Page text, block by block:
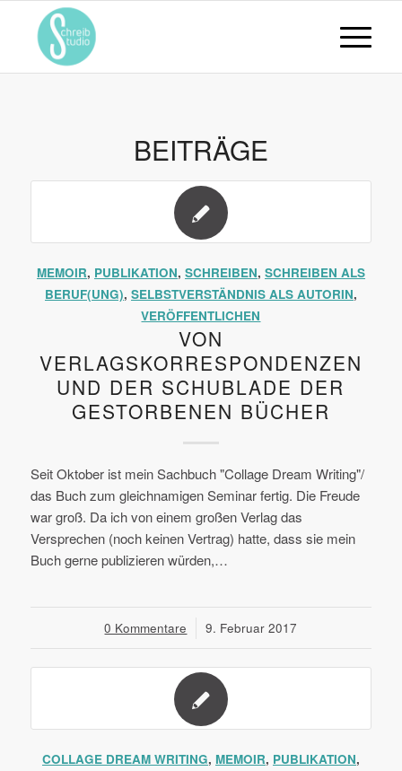
BEITRÄGE
MEMOIR, PUBLIKATION, SCHREIBEN, SCHREIBEN ALS
BERUF(UNG), SELBSTVERSTÄNDNIS ALS AUTORIN,
VERÖFFENTLICHEN
VON
VERLAGSKORRESPONDENZEN
UND DER SCHUBLADE DER
GESTORBENEN BÜCHER
Seit Oktober ist mein Sachbuch "Collage Dream Writing"/
das Buch zum gleichnamigen Seminar fertig. Die Freude
war groß. Da ich von einem großen Verlag das
Versprechen (noch keinen Vertrag) hatte, dass sie mein
Buch gerne publizieren würden,…
0 Kommentare
/ 9. Februar 2017
COLLAGE DREAM WRITING, MEMOIR, PUBLIKATION,